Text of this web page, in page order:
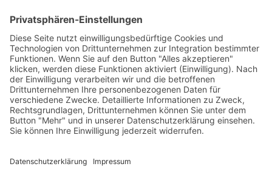
Öffnungszeiten
Versandpartner
Verfügbarkeiten
Zahlung und Versand
Datenschutz
Fernabsatz
Widerrufsrecht bei Reparatur